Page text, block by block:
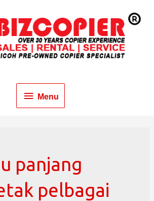
Menu
panjang
pelbagai